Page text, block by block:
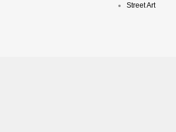
Street Art